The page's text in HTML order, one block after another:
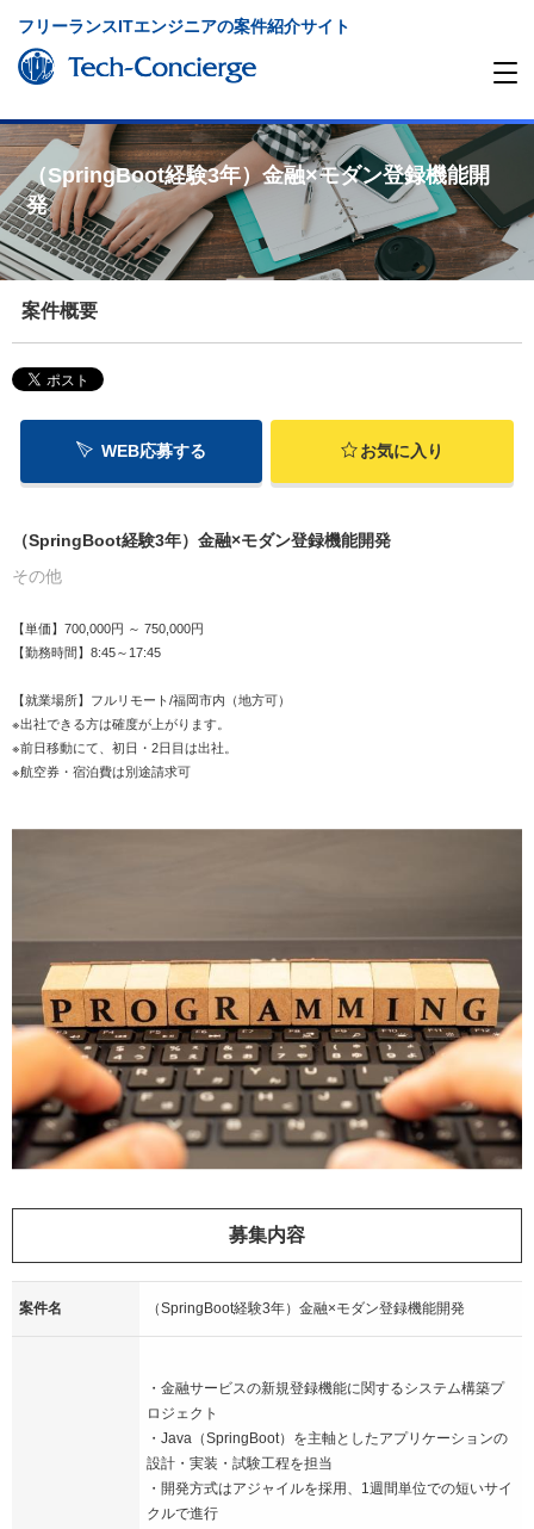
フリーランスITエンジニアの案件紹介サイト
（SpringBoot経験3年）金融×モダン登録機能開
発
案件概要
WEB応募する お気に入り
（SpringBoot経験3年）金融×モダン登録機能開発
その他
【単価】700,000円 ～ 750,000円
【勤務時間】8:45～17:45
【就業場所】フルリモート/福岡市内（地方可）
※出社できる方は確度が上がります。
※前日移動にて、初日・2日目は出社。
※航空券・宿泊費は別途請求可
募集内容
案件名 （SpringBoot経験3年）金融×モダン登録機能開発
・金融サービスの新規登録機能に関するシステム構築プ
ロジェクト
・Java（SpringBoot）を主軸としたアプリケーションの
設計・実装・試験工程を担当
・開発方式はアジャイルを採用、1週間単位での短いサイ
クルで進行